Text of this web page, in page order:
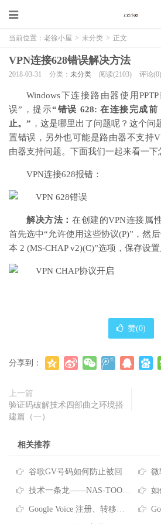
当前位置： 老徐小屋 > 未分类 > 正文
VPN连接628错误解决方法
2018-03-31 分类： 未分类 阅读(2103) 评论(0)
Windows下连接路由器使用
误”，提示“错误 628: 在连接完成
止。” ，这是哪里出了问题呢？这个
置错误，另外也可能是路由器不支持
由器支持问题。下面我们一起来看一下
VPN连接628报错：
解决方法： 在创建的VPN连接属
首先选中“允许使用这些协议(P)”，然
本 2 (MS-CHAP v2)(C)”选项，保存设
赞(0)
分享到：
上一篇
验证码破解技术四部曲之环境搭
建篇（一）
相关推荐
谷歌GV号码如何防止被回收？Google Voice号码回收政策及防回收的方法 微
技术一条龙——NAS-TOOL影视搜索、下载、搜刮观看完全指南 如
Google Voice 注册、转移、使用教程 Google